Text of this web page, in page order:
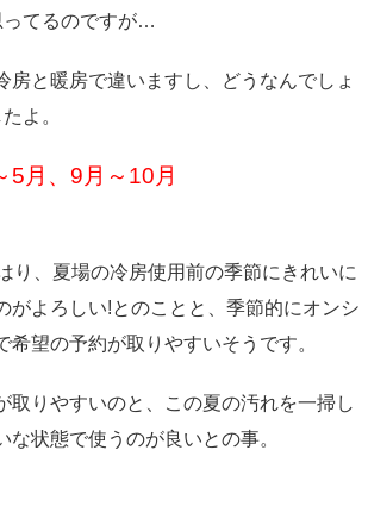
ってるのですが…
房と暖房で違いますし、どうなんでしょ
よ。
5月、9月～10月
り、夏場の冷房使用前の季節にきれいに
がよろしい!とのことと、季節的にオンシ
希望の予約が取りやすいそうです。
取りやすいのと、この夏の汚れを一掃し
な状態で使うのが良いとの事。